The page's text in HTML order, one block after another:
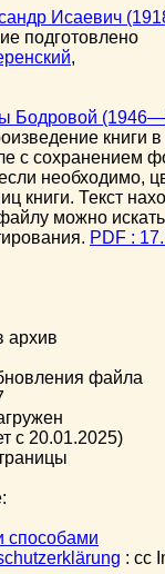
Исаевич
подготовлено
,
Бодровой
книги
с сохранением
необходимо,
книги. Текст
можно
PDF :
архив
файла
с 20.01.2025)
способами
: cc